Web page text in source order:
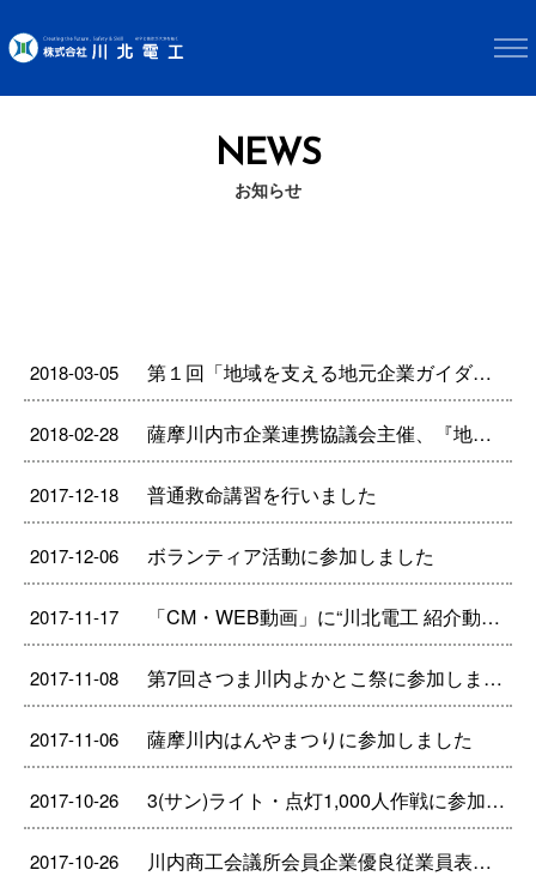
NEWS
お知らせ
2018-03-05 第１回「地域を支える地元企業ガイダンス」に参加しました
2018-02-28 薩摩川内市企業連携協議会主催、『地域を支える地元企業ガイダンス』に参加します
2017-12-18 普通救命講習を行いました
2017-12-06 ボランティア活動に参加しました
2017-11-17 「CM・WEB動画」に“川北電工 紹介動画（90秒）”を追加しました。
2017-11-08 第7回さつま川内よかとこ祭に参加しました
2017-11-06 薩摩川内はんやまつりに参加しました
2017-10-26 3(サン)ライト・点灯1,000人作戦に参加しました
2017-10-26 川内商工会議所会員企業優良従業員表彰を拝受しました